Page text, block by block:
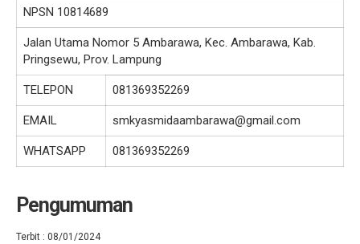
NPSN 10814689
Jalan Utama Nomor 5 Ambarawa, Kec. Ambarawa, Kab.
Pringsewu, Prov. Lampung
TELEPON 081369352269
EMAIL smkyasmidaambarawa@gmail.com
WHATSAPP 081369352269
Pengumuman
Terbit : 08/01/2024